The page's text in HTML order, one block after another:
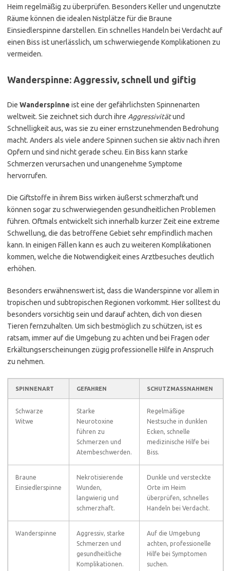
Heim regelmäßig zu überprüfen. Besonders Keller und ungenutzte
Räume können die idealen Nistplätze für die Braune
Einsiedlerspinne darstellen. Ein schnelles Handeln bei Verdacht auf
einen Biss ist unerlässlich, um schwerwiegende Komplikationen zu
vermeiden.
Wanderspinne: Aggressiv, schnell und giftig
Die Wanderspinne ist eine der gefährlichsten Spinnenarten
weltweit. Sie zeichnet sich durch ihre Aggressivitätund
Schnelligkeit aus, was sie zu einer ernstzunehmenden Bedrohung
macht. Anders als viele andere Spinnen suchen sie aktiv nach ihren
Opfern und sind nicht gerade scheu. Ein Biss kann starke
Schmerzen verursachen und unangenehme Symptome
hervorrufen.
Die Giftstoffe in ihrem Biss wirken äußerst schmerzhaft und
können sogar zu schwerwiegenden gesundheitlichen Problemen
führen. Oftmals entwickelt sich innerhalb kurzer Zeit eine extreme
Schwellung, die das betroffene Gebiet sehr empfindlich machen
kann. In einigen Fällen kann es auch zu weiteren Komplikationen
kommen, welche die Notwendigkeit eines Arztbesuches deutlich
erhöhen.
Besonders erwähnenswert ist, dass die Wanderspinne vor allem in
tropischen und subtropischen Regionen vorkommt. Hier solltest du
besonders vorsichtig sein und darauf achten, dich von diesen
Tieren fernzuhalten. Um sich bestmöglich zu schützen, ist es
ratsam, immer auf die Umgebung zu achten und bei Fragen oder
Erkältungserscheinungen zügig professionelle Hilfe in Anspruch
zu nehmen.
SPINNENART GEFAHREN SCHUTZMASSNAHMEN
Schwarze
Witwe
Starke
Neurotoxine
führen zu
Schmerzen und
Atembeschwerden.
Regelmäßige
Nestsuche in dunklen
Ecken, schnelle
medizinische Hilfe bei
Biss.
Braune
Einsiedlerspinne
Nekrotisierende
Wunden,
langwierig und
schmerzhaft.
Dunkle und versteckte
Orte im Heim
überprüfen, schnelles
Handeln bei Verdacht.
Wanderspinne
Aggressiv, starke
Schmerzen und
gesundheitliche
Komplikationen.
Auf die Umgebung
achten, professionelle
Hilfe bei Symptomen
suchen.